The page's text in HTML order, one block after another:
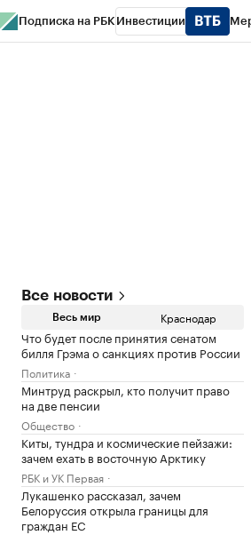
Подписка на РБК Инвестиции
Все новости
Весь мир Краснодар
Что будет после принятия сенатом
билля Грэма о санкциях против России
Политика
Минтруд раскрыл, кто получит право
на две пенсии
Общество
Киты, тундра и космические пейзажи:
зачем ехать в восточную Арктику
РБК и УК Первая
Лукашенко рассказал, зачем
Белоруссия открыла границы для
граждан ЕС